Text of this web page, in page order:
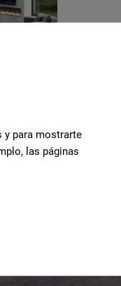
y para mostrarte
las páginas